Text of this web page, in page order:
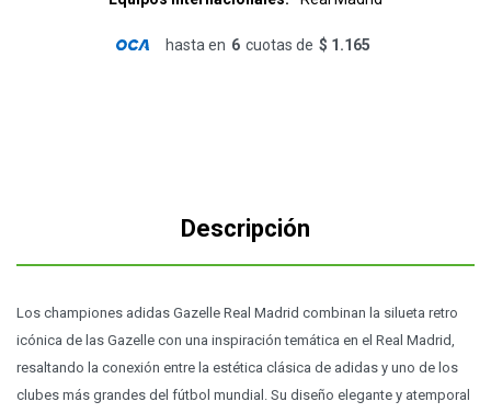
hasta en 6 cuotas de $ 1.165
Descripción
Los championes adidas Gazelle Real Madrid combinan la silueta retro
icónica de las Gazelle con una inspiración temática en el Real Madrid,
resaltando la conexión entre la estética clásica de adidas y uno de los
clubes más grandes del fútbol mundial. Su diseño elegante y atemporal